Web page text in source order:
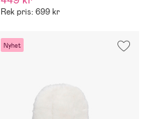
Rek pris: 699 kr
Nyhet